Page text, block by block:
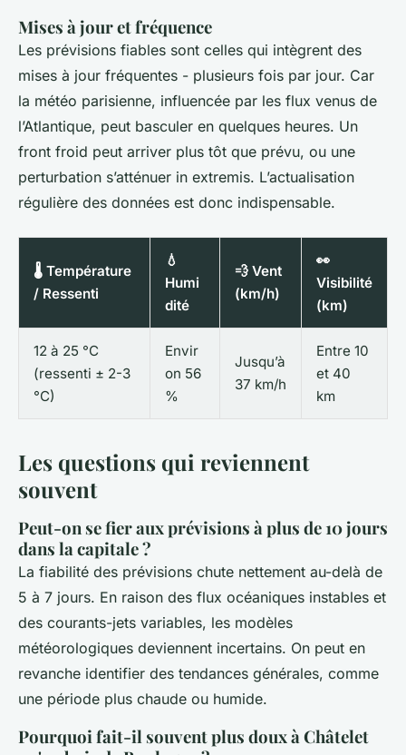
Mises à jour et fréquence
Les prévisions fiables sont celles qui intègrent des
mises à jour fréquentes - plusieurs fois par jour. Car
la météo parisienne, influencée par les flux venus de
l’Atlantique, peut basculer en quelques heures. Un
front froid peut arriver plus tôt que prévu, ou une
perturbation s’atténuer in extremis. L’actualisation
régulière des données est donc indispensable.
🌡️ Température
/ Ressenti
💧
Humi
dité
💨 Vent
(km/h)
👀
Visibilité
(km)
12 à 25 °C
(ressenti ± 2-3
°C)
Envir
on 56
%
Jusqu’à
37 km/h
Entre 10
et 40
km
Les questions qui reviennent
souvent
Peut-on se fier aux prévisions à plus de 10 jours
dans la capitale ?
La fiabilité des prévisions chute nettement au-delà de
5 à 7 jours. En raison des flux océaniques instables et
des courants-jets variables, les modèles
météorologiques deviennent incertains. On peut en
revanche identifier des tendances générales, comme
une période plus chaude ou humide.
Pourquoi fait-il souvent plus doux à Châtelet